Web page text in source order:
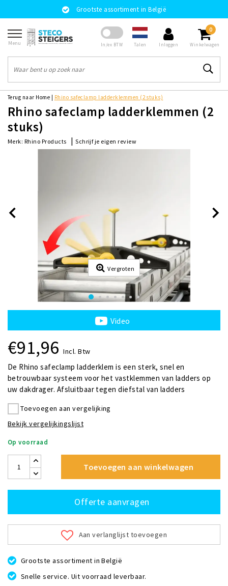
Grootste assortiment in België
Menu In/ex BTW Talen Inloggen
0
Winkelwagen
Terug naar Home Rhino safeclamp ladderklemmen (2 stuks)
Rhino safeclamp ladderklemmen (2
stuks)
Merk: Rhino Products |Schrijf je eigen review
Vergroten
Video
€91,96 Incl. Btw
De Rhino safeclamp ladderklem is een sterk, snel en
betrouwbaar systeem voor het vastklemmen van ladders op
uw dakdrager. Afsluitbaar tegen diefstal van ladders
Toevoegen aan vergelijking
Bekijk vergelijkingslijst
Op voorraad
Toevoegen aan winkelwagen
Offerte aanvragen
Aan verlanglijst toevoegen
Grootste assortiment in België
Snelle service. Uit voorraad leverbaar.